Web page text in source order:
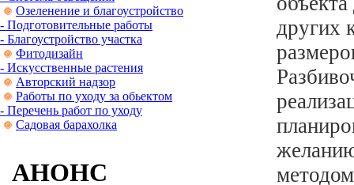
Озеленение и благоустройство
- Подготовительные работы
- Благоустройство участка
Фитодизайн
- Искусственные растения
Авторский надзор
Работы по уходу за обьектом
- Перечень работ по уходу
Садовая барахолка
АНОНС
других